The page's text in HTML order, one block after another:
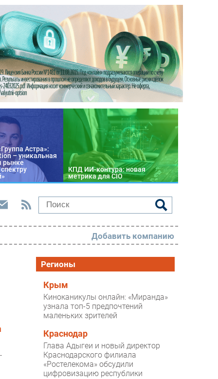
Астра»:
– уникальная
рынке
КПД ИИ-контура: новая
метрика для CIO
РАЗДЕЛЫ
Новости
Аналитика
Интервью
Мероприятия
Проекты
IT класс
Добавить компанию
Регионы
Крым
Киноканикулы онлайн: «Миранда»
узнала топ-5 предпочтений
маленьких зрителей
Краснодар
Глава Адыгеи и новый директор
Краснодарского филиала
«Ростелекома» обсудили
цифровизацию республики